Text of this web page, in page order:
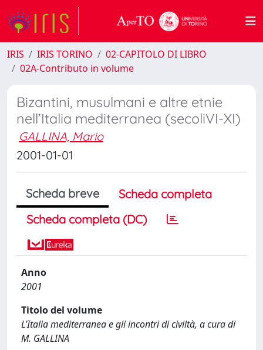
IRIS IRIS TORINO
02-CAPITOLO DI LIBRO
02A-Contributo in volume
Bizantini, musulmani e altre etnie
nell’Italia mediterranea (secoliVI-XI)
GALLINA, Mario
2001-01-01
Scheda breve
Scheda completa
Scheda completa (DC)
Anno
2001
Titolo del volume
L’Italia mediterranea e gli incontri di civiltà, a cura di
M. GALLINA